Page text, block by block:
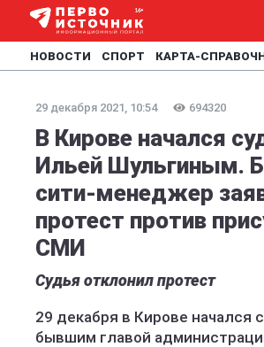
НОВОСТИ СПОРТ КАРТА-
29 декабря 2021, 10:54 694320
В Кирове начался
Ильей Шульгиным.
сити-менеджер
протест против
СМИ
Судья отклонил протест
29 декабря в Кирове начался
бывшим главой